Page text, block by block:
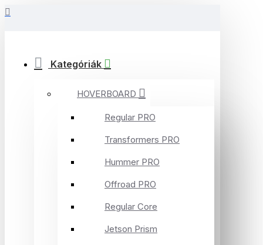
Kategóriák
HOVERBOARD
Regular PRO
Transformers PRO
Hummer PRO
Offroad PRO
Regular Core
Jetson Prism